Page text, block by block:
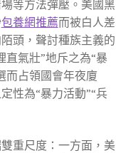
等方法彈壓。美國黑
包養網推薦而被白人差
頭，聲討種族主義的
直氣壯”地斥之為“暴
而占領國會年夜廈
性為“暴力活動”“兵
重尺度：一方面，美